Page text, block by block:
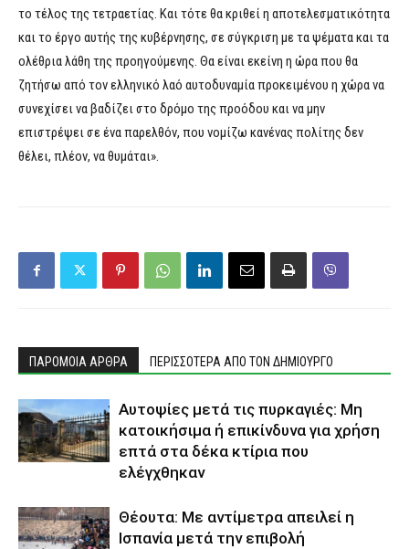
το τέλος της τετραετίας. Και τότε θα κριθεί η αποτελεσματικότητα
και το έργο αυτής της κυβέρνησης, σε σύγκριση με τα ψέματα και τα
ολέθρια λάθη της προηγούμενης. Θα είναι εκείνη η ώρα που θα
ζητήσω από τον ελληνικό λαό αυτοδυναμία προκειμένου η χώρα να
συνεχίσει να βαδίζει στο δρόμο της προόδου και να μην
επιστρέψει σε ένα παρελθόν, που νομίζω κανένας πολίτης δεν
θέλει, πλέον, να θυμάται».
ΠΑΡΟΜΟΙΑ ΑΡΘΡΑ ΠΕΡΙΣΣΟΤΕΡΑ ΑΠΟ ΤΟΝ ΔΗΜΙΟΥΡΓΟ
Αυτοψίες μετά τις πυρκαγιές: Μη
κατοικήσιμα ή επικίνδυνα για χρήση
επτά στα δέκα κτίρια που
ελέγχθηκαν
Θέουτα: Με αντίμετρα απειλεί η
Ισπανία μετά την επιβολή